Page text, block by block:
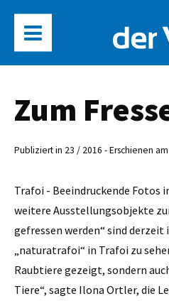
Zum
Publiziert in 23 / 2016 - Erschienen
Trafoi - Beeindruckende Fotos
weitere Ausstellungsobjekte
gefressen werden“ sind
„naturatrafoi“ in Trafoi zu
Raubtiere gezeigt, sondern
Tiere“, sagte Ilona Ortler, die